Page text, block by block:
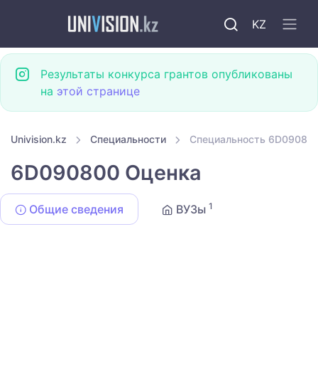
KZ
Результаты конкурса грантов опубликованы
на этой странице
Univision.kz Специальности Специальность
6D090800 Оценка
Общие сведения ВУЗы 1